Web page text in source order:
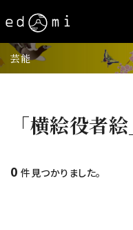
芸能
「横絵役者
0 件見つかりました。